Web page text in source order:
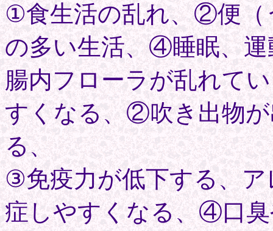
①食生活の乱れ、②便（
の多い生活、④睡眠、運
腸内フローラが乱れて
すくなる、②吹き出物
る、
③免疫力が低下する、
症しやすくなる、④口